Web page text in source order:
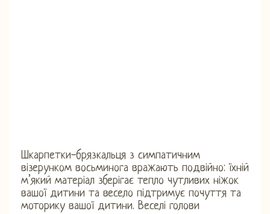
Шкарпетки-брязкальця з симпатичним
візерунком восьминога вражають подвійно: їхній
м’який матеріал зберігає тепло чутливих ніжок
вашої дитини та весело підтримує почуття та
моторику вашої дитини. Веселі голови